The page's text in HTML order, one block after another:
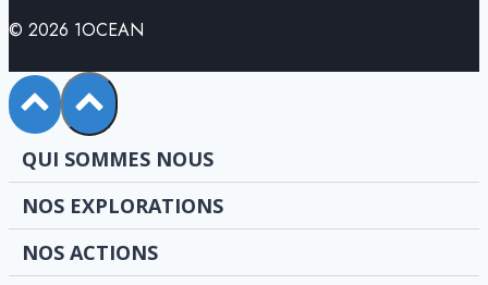
© 2026 1OCEAN
QUI SOMMES NOUS
NOS EXPLORATIONS
NOS ACTIONS